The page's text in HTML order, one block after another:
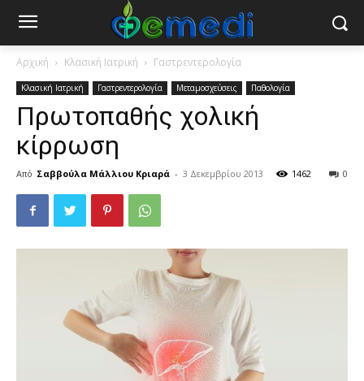
Αρχική Κλασική Ιατρική Γαστρεντερολογία
Κλασική Ιατρική Γαστρεντερολογία Μεταμοσχεύσεις Παθολογία
Πρωτοπαθής χολική
κίρρωση
Από Σαββούλα Μάλλιου Κριαρά - 3 Δεκεμβρίου 2013 0
1462